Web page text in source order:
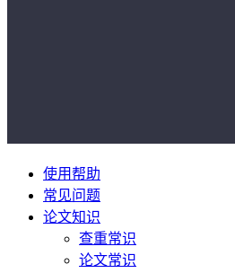
使用帮助
常见问题
论文知识
查重常识
论文常识